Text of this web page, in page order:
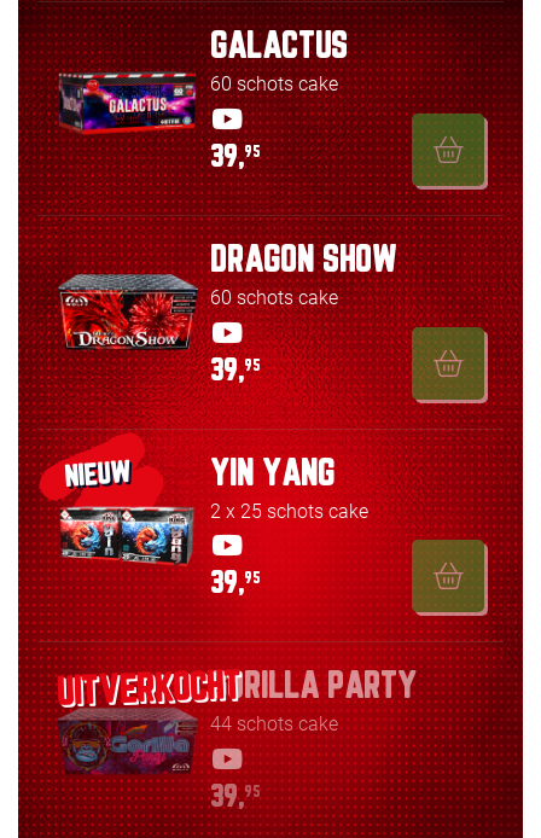
GALACTUS
60 schots cake
39,95
DRAGON SHOW
60 schots cake
39,95
NIEUW YIN YANG
2 x 25 schots cake
39,95
GORILLA PARTY
44 schots cake
39,95